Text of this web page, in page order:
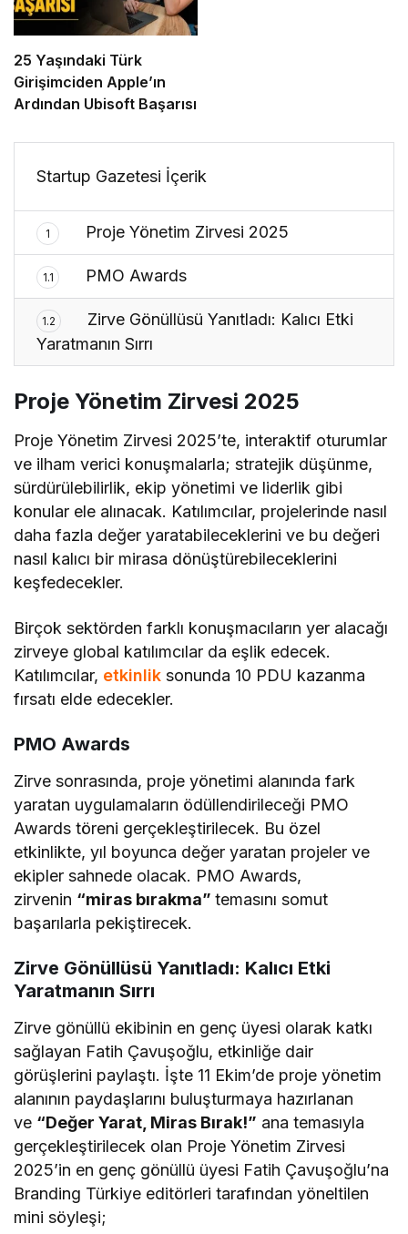
25 Yaşındaki Türk
Girişimciden Apple’ın
Ardından Ubisoft Başarısı
Startup Gazetesi İçerik
1 Proje Yönetim Zirvesi 2025
1.1 PMO Awards
1.2
Zirve Gönüllüsü Yanıtladı: Kalıcı Etki
Yaratmanın Sırrı
Proje Yönetim Zirvesi 2025
Proje Yönetim Zirvesi 2025’te, interaktif oturumlar
ve ilham verici konuşmalarla; stratejik düşünme,
sürdürülebilirlik, ekip yönetimi ve liderlik gibi
konular ele alınacak. Katılımcılar, projelerinde nasıl
daha fazla değer yaratabileceklerini ve bu değeri
nasıl kalıcı bir mirasa dönüştürebileceklerini
keşfedecekler.
Birçok sektörden farklı konuşmacıların yer alacağı
zirveye global katılımcılar da eşlik edecek.
Katılımcılar, etkinlik sonunda 10 PDU kazanma
fırsatı elde edecekler.
PMO Awards
Zirve sonrasında, proje yönetimi alanında fark
yaratan uygulamaların ödüllendirileceği PMO
Awards töreni gerçekleştirilecek. Bu özel
etkinlikte, yıl boyunca değer yaratan projeler ve
ekipler sahnede olacak. PMO Awards,
zirvenin “miras bırakma”temasını somut
başarılarla pekiştirecek.
Zirve Gönüllüsü Yanıtladı: Kalıcı Etki
Yaratmanın Sırrı
Zirve gönüllü ekibinin en genç üyesi olarak katkı
sağlayan Fatih Çavuşoğlu, etkinliğe dair
görüşlerini paylaştı. İşte 11 Ekim’de proje yönetim
alanının paydaşlarını buluşturmaya hazırlanan
ve “Değer Yarat, Miras Bırak!” ana temasıyla
gerçekleştirilecek olan Proje Yönetim Zirvesi
2025’in en genç gönüllü üyesi Fatih Çavuşoğlu’na
Branding Türkiye editörleri tarafından yöneltilen
mini söyleşi;